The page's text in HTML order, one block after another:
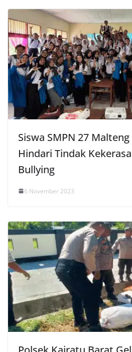
Siswa SMPN 27
Hindari Tindak
Bullying
6 November 2023